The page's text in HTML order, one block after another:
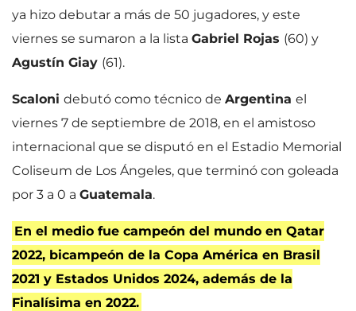
ya hizo debutar a más de 50 jugadores, y este
viernes se sumaron a la lista Gabriel Rojas (60) y
Agustín Giay (61).
Scaloni debutó como técnico de Argentina el
viernes 7 de septiembre de 2018, en el amistoso
internacional que se disputó en el Estadio Memorial
Coliseum de Los Ángeles, que terminó con goleada
por 3 a 0 a Guatemala.
En el medio fue campeón del mundo en Qatar
2022, bicampeón de la Copa América en Brasil
2021 y Estados Unidos 2024, además de la
Finalísima en 2022.